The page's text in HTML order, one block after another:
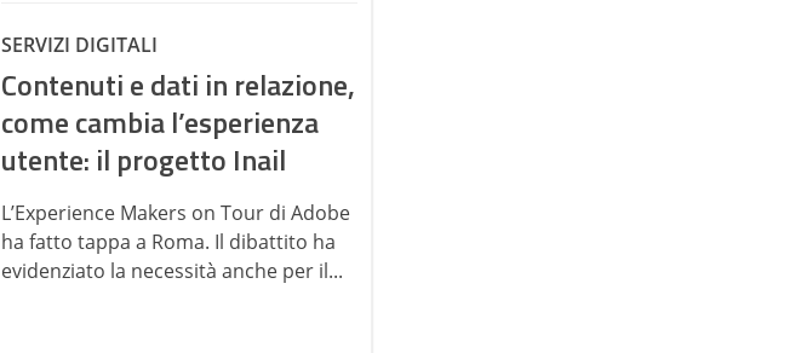
SERVIZI DIGITALI
Contenuti e dati in relazione,
come cambia l’esperienza
utente: il progetto Inail
L’Experience Makers on Tour di Adobe
ha fatto tappa a Roma. Il dibattito ha
evidenziato la necessità anche per il...